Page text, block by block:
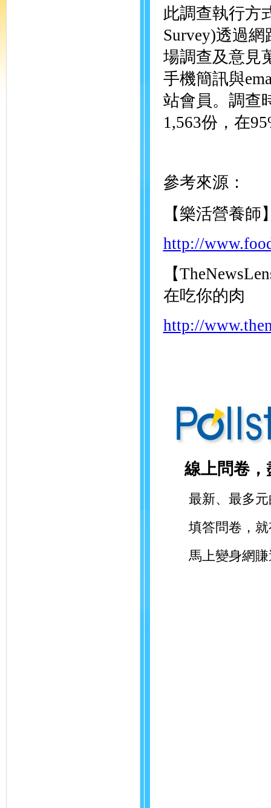
此調查執行方
Survey)透過
場調查及意見
手機簡訊與
站會員。調查
1,563份，在
參考來源：
【樂活營養師
http://
【
在吃你的肉
http://
線上問卷，
最新、最多元
填答問卷，就
馬上變身網賺